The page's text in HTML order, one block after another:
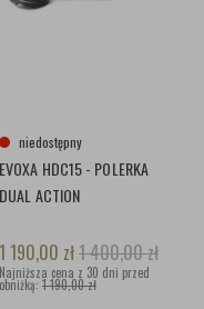
niedostępny
EVOXA HDC15 - POLERKA
DUAL ACTION
1 190,00 zł1 400,00zł
Najniższa cena z 30 dni przed
obniżką: 1 190,00 zł